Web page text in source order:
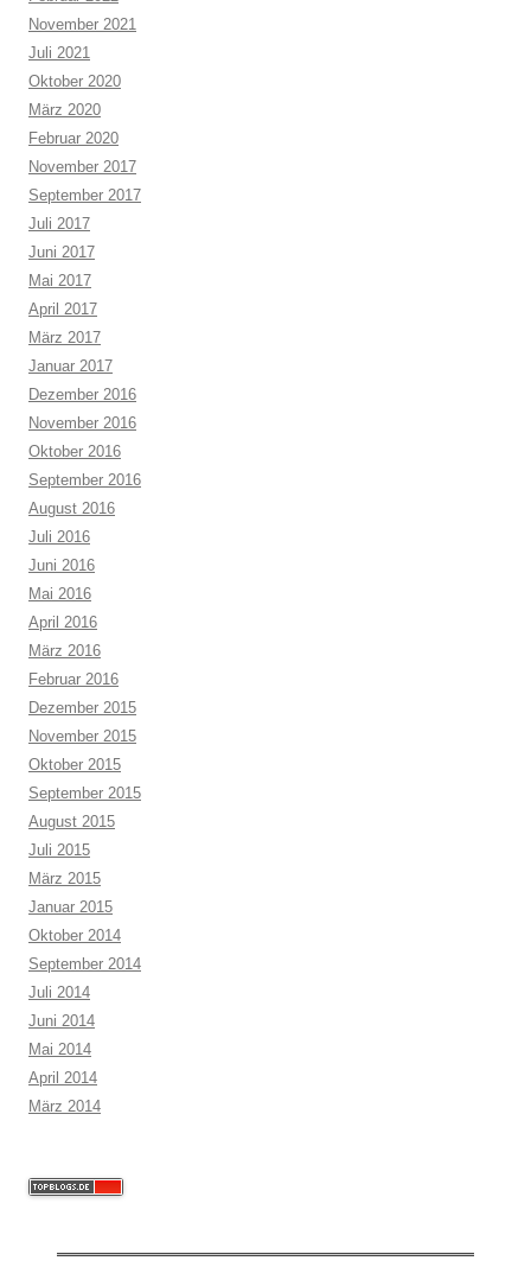
November 2021
Juli 2021
Oktober 2020
März 2020
Februar 2020
November 2017
September 2017
Juli 2017
Juni 2017
Mai 2017
April 2017
März 2017
Januar 2017
Dezember 2016
November 2016
Oktober 2016
September 2016
August 2016
Juli 2016
Juni 2016
Mai 2016
April 2016
März 2016
Februar 2016
Dezember 2015
November 2015
Oktober 2015
September 2015
August 2015
Juli 2015
März 2015
Januar 2015
Oktober 2014
September 2014
Juli 2014
Juni 2014
Mai 2014
April 2014
März 2014